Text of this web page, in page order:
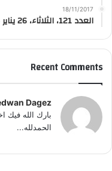
18/11/2017
العدد 121، الثلاثاء، 26 يناير 2016
Recent Comments
Dagez
بارك الله فيك
الحمدلله...